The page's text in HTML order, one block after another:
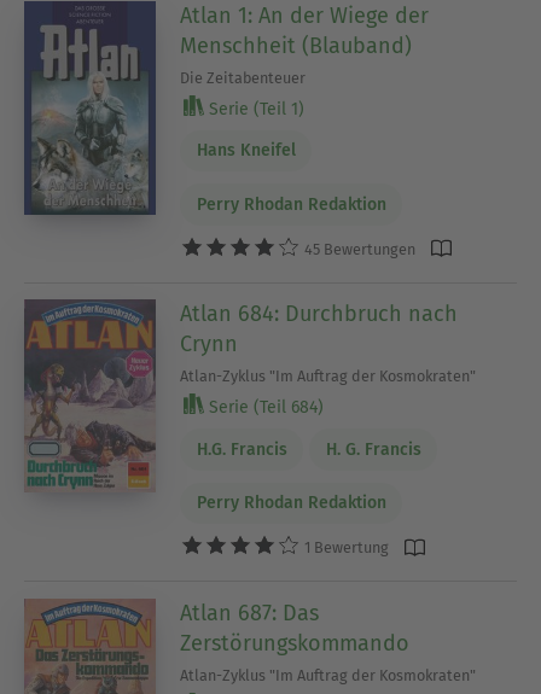
Atlan 1: An der Wiege der
Menschheit (Blauband)
Die Zeitabenteuer
Serie (Teil 1)
Hans Kneifel
Perry Rhodan Redaktion
45 Bewertungen
Atlan 684: Durchbruch nach
Crynn
Atlan-Zyklus "Im Auftrag der Kosmokraten"
Serie (Teil 684)
H.G. Francis H. G. Francis
Perry Rhodan Redaktion
1 Bewertung
Atlan 687: Das
Zerstörungskommando
Atlan-Zyklus "Im Auftrag der Kosmokraten"